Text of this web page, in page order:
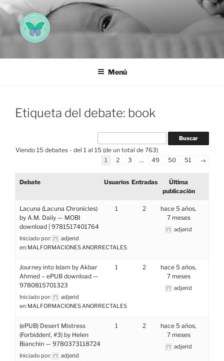
Saltar
al
contenido
AEMAREH
Menú
Etiqueta del debate: book
Viendo 15 debates - del 1 al 15 (de un total de 763)
1
2 3 … 49 50 51 →
Debate Usuarios Entradas
Última
publicación
Lacuna (Lacuna Chronicles)
by A.M. Daily — MOBI
download | 9781517401764
Iniciado por:
adjerid
en: MALFORMACIONES ANORRECTALES
1 2
hace 5 años,
7 meses
adjerid
Journey into Islam by Akbar
Ahmed – ePUB download —
9780815701323
Iniciado por:
adjerid
en: MALFORMACIONES ANORRECTALES
1 2
hace 5 años,
7 meses
adjerid
(ePUB) Desert Mistress
(Forbidden!, #3) by Helen
Bianchin — 9780373118724
Iniciado por:
adjerid
1 2
hace 5 años,
7 meses
adjerid